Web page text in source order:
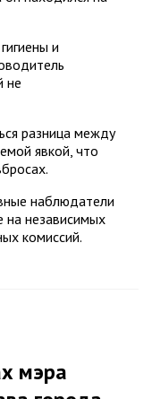
и
не
разница между
явкой, что
наблюдатели
на независимых
комиссий.
мэра